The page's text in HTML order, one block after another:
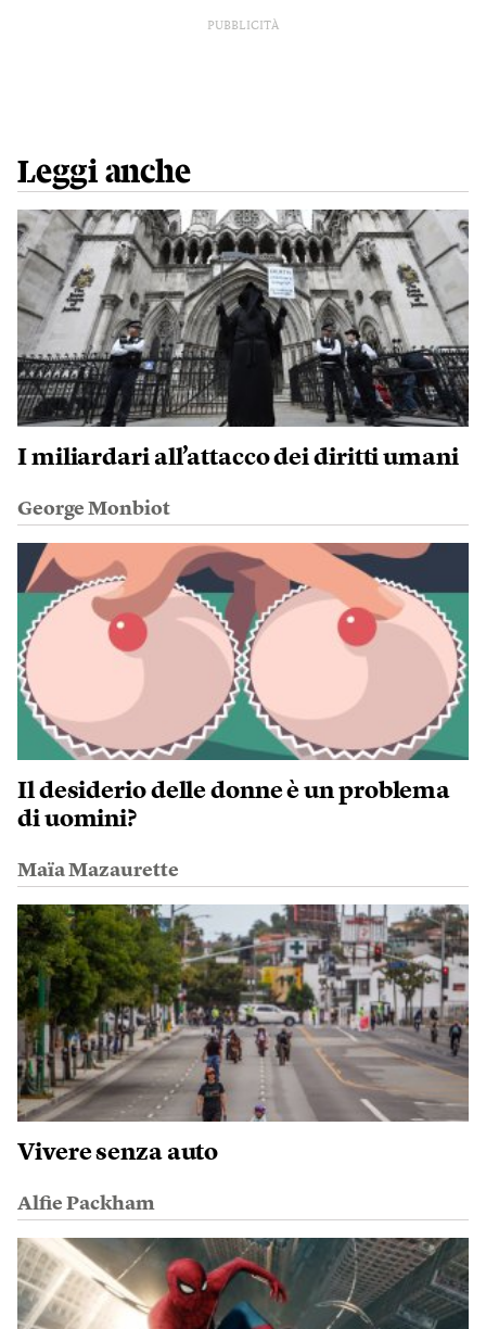
PUBBLICITÀ
Leggi anche
I miliardari all’attacco dei diritti umani
George Monbiot
Il desiderio delle donne è un problema
di uomini?
Maïa Mazaurette
Vivere senza auto
Alfie Packham